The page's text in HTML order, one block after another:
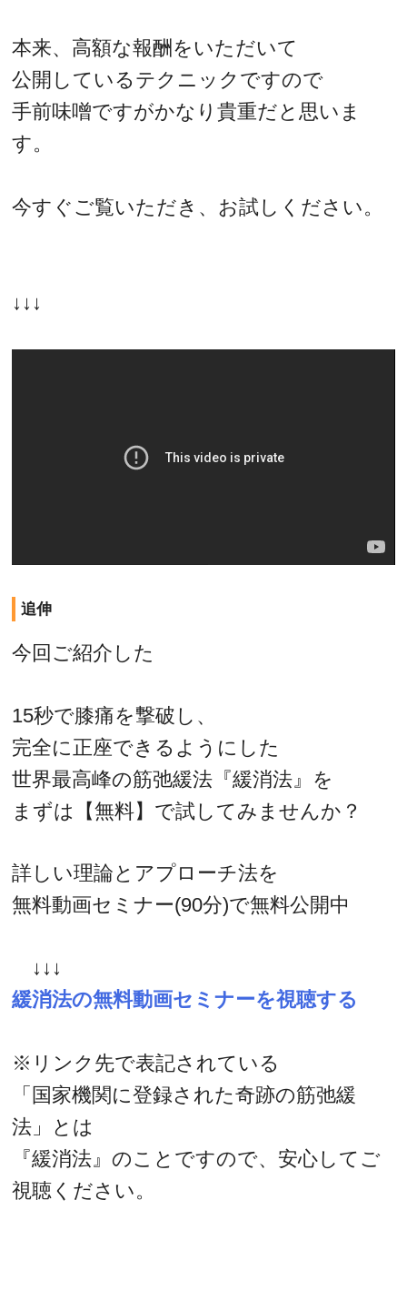
本来、高額な報酬をいただいて
公開しているテクニックですので
手前味噌ですがかなり貴重だと思いま
す。
今すぐご覧いただき、お試しください。
↓↓↓
追伸
今回ご紹介した
15秒で膝痛を撃破し、
完全に正座できるようにした
世界最高峰の筋弛緩法『緩消法』を
まずは【無料】で試してみませんか？
詳しい理論とアプローチ法を
無料動画セミナー(90分)で無料公開中
↓↓↓
緩消法の無料動画セミナーを視聴する
※リンク先で表記されている
「国家機関に登録された奇跡の筋弛緩
法」とは
『緩消法』のことですので、安心してご
視聴ください。